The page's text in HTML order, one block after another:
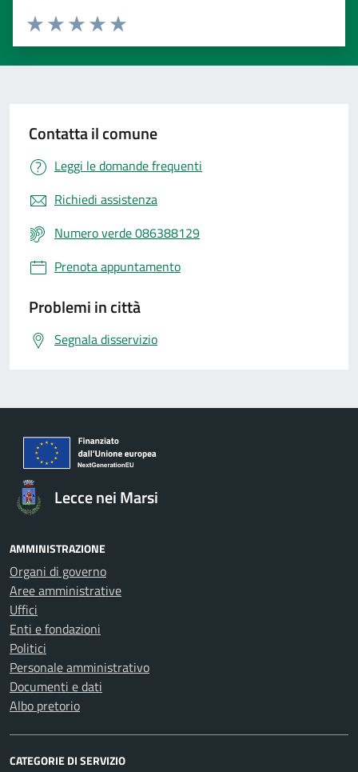
Valuta 5 stelle su 5
Valuta 4 stelle su 5
Valuta 3 stelle su 5
Valuta 2 stelle su 5
Valuta 1 stelle su 5
Contatta il comune
Leggi le domande frequenti
Richiedi assistenza
Numero verde 086388129
Prenota appuntamento
Problemi in città
Segnala disservizio
Lecce nei Marsi
AMMINISTRAZIONE
Organi di governo
Aree amministrative
Uffici
Enti e fondazioni
Politici
Personale amministrativo
Documenti e dati
Albo pretorio
CATEGORIE DI SERVIZIO